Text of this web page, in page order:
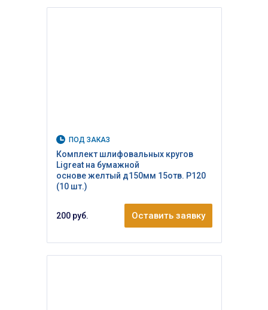
ПОД ЗАКАЗ
Комплект шлифовальных кругов
Ligreat на бумажной
основе желтый д150мм 15отв. Р120
(10 шт.)
200 руб. Оставить заявку